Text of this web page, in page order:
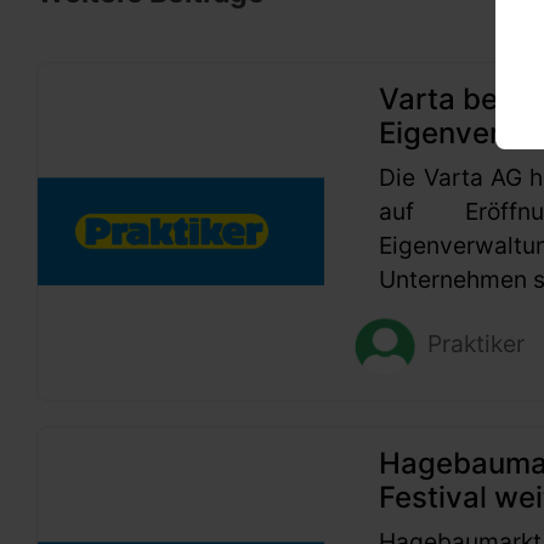
Varta
Die Varta AG
auf
Unternehmen
Praktiker
Festival